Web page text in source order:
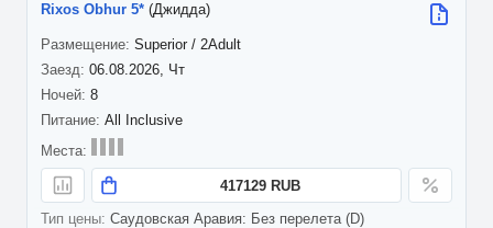
06.08.2026, Чт
8
Rixos Obhur 5* (Джидда)
Superior / 2Adult
All Inclusive
417129 RUB
Саудовская Аравия: Без перелета (D)